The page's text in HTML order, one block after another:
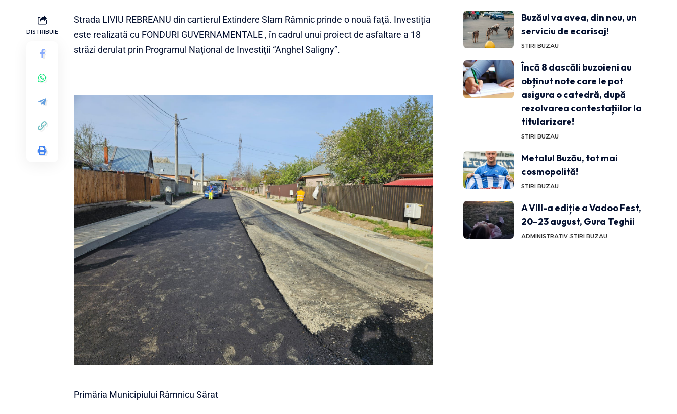
DISTRIBUIE
Strada LIVIU REBREANU din cartierul Extindere Slam Râmnic prinde o nouă față. Investiția
este realizată cu FONDURI GUVERNAMENTALE , în cadrul unui proiect de asfaltare a 18
străzi derulat prin Programul Național de Investiții “Anghel Saligny”.
Primăria Municipiului Râmnicu Sărat
Buzăul va avea, din nou, un
serviciu de ecarisaj!
STIRI BUZAU
Încă 8 dascăli buzoieni au
obținut note care le pot
asigura o catedră, după
rezolvarea contestațiilor la
titularizare!
STIRI BUZAU
Metalul Buzău, tot mai
cosmopolită!
STIRI BUZAU
A VIII-a ediție a Vadoo Fest,
20–23 august, Gura Teghii
ADMINISTRATIV STIRI BUZAU